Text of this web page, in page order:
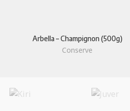
Arbella – Champignon (500g)
Conserve